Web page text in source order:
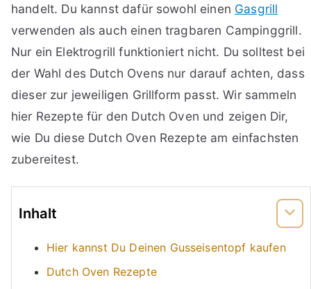
handelt. Du kannst dafür sowohl einen Gasgrill
verwenden als auch einen tragbaren Campinggrill.
Nur ein Elektrogrill funktioniert nicht. Du solltest bei
der Wahl des Dutch Ovens nur darauf achten, dass
dieser zur jeweiligen Grillform passt. Wir sammeln
hier Rezepte für den Dutch Oven und zeigen Dir,
wie Du diese Dutch Oven Rezepte am einfachsten
zubereitest.
Inhalt
Hier kannst Du Deinen Gusseisentopf kaufen
Dutch Oven Rezepte